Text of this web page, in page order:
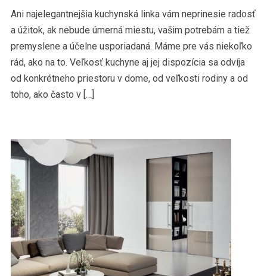
Ani najelegantnejšia kuchynská linka vám neprinesie radosť
a úžitok, ak nebude úmerná miestu, vašim potrebám a tiež
premyslene a účelne usporiadaná. Máme pre vás niekoľko
rád, ako na to. Veľkosť kuchyne aj jej dispozícia sa odvíja
od konkrétneho priestoru v dome, od veľkosti rodiny a od
toho, ako často v […]